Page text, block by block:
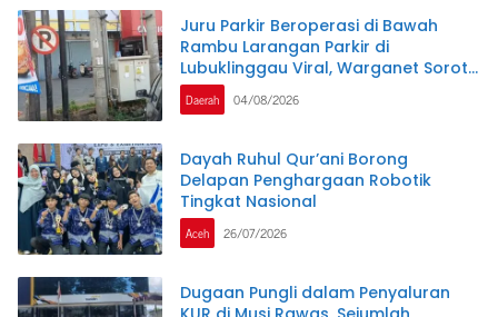
Juru Parkir Beroperasi di Bawah
Rambu Larangan Parkir di
Lubuklinggau Viral, Warganet Soroti
Dugaan Pelanggaran.SK DI
PERTANYAKAN
Daerah 04/08/2026
Dayah Ruhul Qur’ani Borong
Delapan Penghargaan Robotik
Tingkat Nasional
Aceh 26/07/2026
Dugaan Pungli dalam Penyaluran